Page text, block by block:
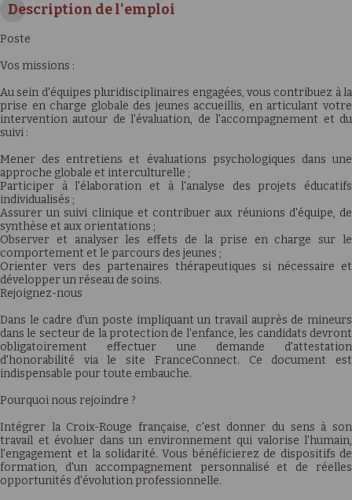
Description de l'emploi
Poste
Vos missions :
Au sein d'équipes pluridisciplinaires engagées, vous contribuez à la
prise en charge globale des jeunes accueillis, en articulant votre
intervention autour de l'évaluation, de l'accompagnement et du
suivi :
Mener des entretiens et évaluations psychologiques dans une
approche globale et interculturelle ;
Participer à l'élaboration et à l'analyse des projets éducatifs
individualisés ;
Assurer un suivi clinique et contribuer aux réunions d'équipe, de
synthèse et aux orientations ;
Observer et analyser les effets de la prise en charge sur le
comportement et le parcours des jeunes ;
Orienter vers des partenaires thérapeutiques si nécessaire et
développer un réseau de soins.
Rejoignez-nous
Dans le cadre d'un poste impliquant un travail auprès de mineurs
dans le secteur de la protection de l'enfance, les candidats devront
obligatoirement effectuer une demande d'attestation
d'honorabilité via le site FranceConnect. Ce document est
indispensable pour toute embauche.
Pourquoi nous rejoindre ?
Intégrer la Croix-Rouge française, c'est donner du sens à son
travail et évoluer dans un environnement qui valorise l'humain,
l'engagement et la solidarité. Vous bénéficierez de dispositifs de
formation, d'un accompagnement personnalisé et de réelles
opportunités d'évolution professionnelle.